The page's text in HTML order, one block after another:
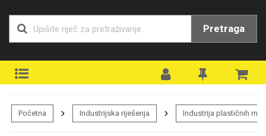
Pretraga
Početna Industrijska riješenja Industrija plastičnih